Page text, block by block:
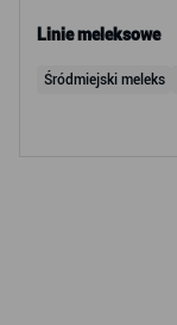
Linie meleksowe
Śródmiejski meleks